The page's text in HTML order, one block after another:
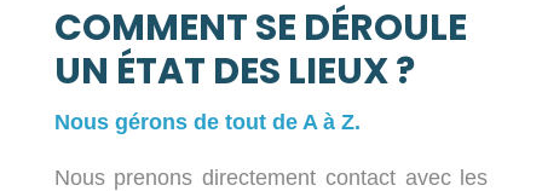
COMMENT SE DÉROULE
UN ÉTAT DES LIEUX ?
Nous gérons de tout de A à Z.
Nous prenons directement contact avec les